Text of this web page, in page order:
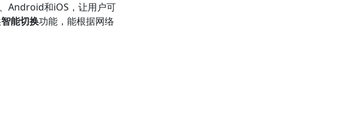
Android和iOS，让用户可
智能切换功能，能根据网络